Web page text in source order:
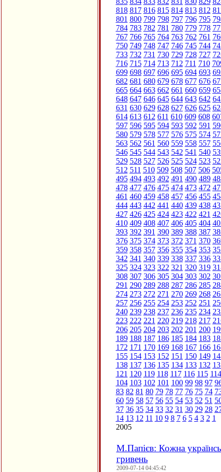
818 817 816 815 814 813 812
801 800 799 798 797 796 795
784 783 782 781 780 779 778
767 766 765 764 763 762 761
750 749 748 747 746 745 744
733 732 731 730 729 728 727
716 715 714 713 712 711 710
699 698 697 696 695 694 693
682 681 680 679 678 677 676
665 664 663 662 661 660 659
648 647 646 645 644 643 642
631 630 629 628 627 626 625
614 613 612 611 610 609 608
597 596 595 594 593 592 591
580 579 578 577 576 575 574
563 562 561 560 559 558 557
546 545 544 543 542 541 540
529 528 527 526 525 524 523
512 511 510 509 508 507 506
495 494 493 492 491 490 489
478 477 476 475 474 473 472
461 460 459 458 457 456 455
444 443 442 441 440 439 438
427 426 425 424 423 422 421
410 409 408 407 406 405 404
393 392 391 390 389 388 387
376 375 374 373 372 371 370
359 358 357 356 355 354 353
342 341 340 339 338 337 336
325 324 323 322 321 320 319
308 307 306 305 304 303 302
291 290 289 288 287 286 285
274 273 272 271 270 269 268
257 256 255 254 253 252 251
240 239 238 237 236 235 234
223 222 221 220 219 218 217
206 205 204 203 202 201 200
189 188 187 186 185 184 183
172 171 170 169 168 167 166
155 154 153 152 151 150 149
138 137 136 135 134 133 132
121 120 119 118 117 116 115 114
104 103 102 101 100 99 98 97
83 82 81 80 79 78 77 76 75 74
60 59 58 57 56 55 54 53 52 51
37 36 35 34 33 32 31 30 29 28
14 13 12 11 10 9 8 7 6 5 4 3 2 1
2005
М.Папієв: Кожна
гривень
2009-07-14 04:45:42